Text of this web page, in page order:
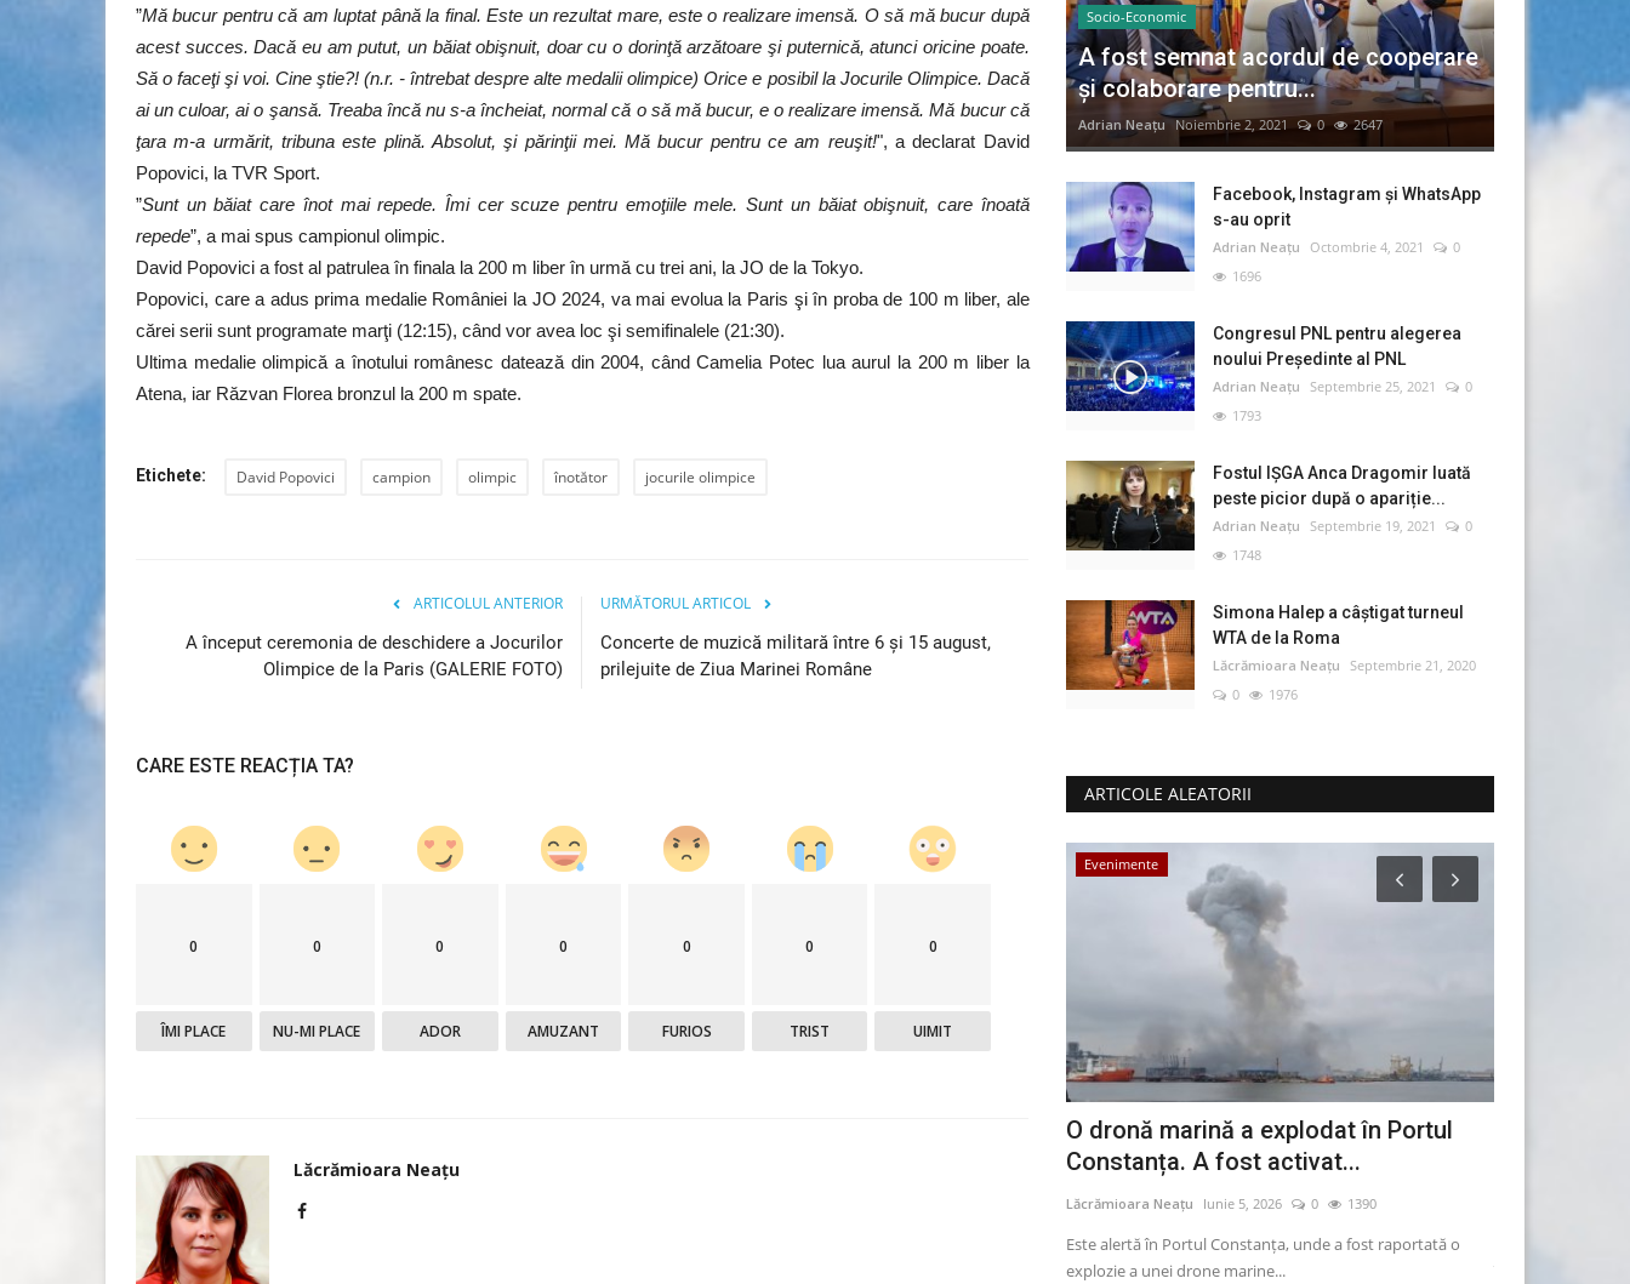
”Mă bucur pentru că am luptat până la final. Este un rezultat mare, este o realizare imensă. O să mă bucur după
acest succes. Dacă eu am putut, un băiat obişnuit, doar cu o dorinţă arzătoare şi puternică, atunci oricine poate.
Să o faceţi şi voi. Cine ştie?! (n.r. - întrebat despre alte medalii olimpice) Orice e posibil la Jocurile Olimpice. Dacă
ai un culoar, ai o şansă. Treaba încă nu s-a încheiat, normal că o să mă bucur, e o realizare imensă. Mă bucur că
ţara m-a urmărit, tribuna este plină. Absolut, şi părinţii mei. Mă bucur pentru ce am reuşit!", a declarat David
Popovici, la TVR Sport.
”Sunt un băiat care înot mai repede. Îmi cer scuze pentru emoţiile mele. Sunt un băiat obişnuit, care înoată
repede”, a mai spus campionul olimpic.
David Popovici a fost al patrulea în finala la 200 m liber în urmă cu trei ani, la JO de la Tokyo.
Popovici, care a adus prima medalie României la JO 2024, va mai evolua la Paris şi în proba de 100 m liber, ale
cărei serii sunt programate marţi (12:15), când vor avea loc şi semifinalele (21:30).
Ultima medalie olimpică a înotului românesc datează din 2004, când Camelia Potec lua aurul la 200 m liber la
Atena, iar Răzvan Florea bronzul la 200 m spate.
Etichete: David Popovici campion olimpic înotător jocurile olimpice
ARTICOLUL ANTERIOR
A început ceremonia de deschidere a Jocurilor
Olimpice de la Paris (GALERIE FOTO)
URMĂTORUL ARTICOL
Concerte de muzică militară între 6 şi 15 august,
prilejuite de Ziua Marinei Române
CARE ESTE REACȚIA TA?
0
ÎMI PLACE
0
NU-MI PLACE
0
ADOR
0
AMUZANT
0
FURIOS
0
TRIST
0
UIMIT
Lăcrămioara Neațu
Socio-Economic
A fost semnat acordul de cooperare
și colaborare pentru...
Adrian Neațu Noiembrie 2, 2021 0 2647
Facebook, Instagram și WhatsApp
s-au oprit
Adrian Neațu Octombrie 4, 2021
0
1696
Congresul PNL pentru alegerea
noului Preşedinte al PNL
Adrian Neațu Septembrie 25, 2021
0
1793
Fostul IȘGA Anca Dragomir luată
peste picior după o apariție...
Adrian Neațu Septembrie 19, 2021
0
1748
Simona Halep a câştigat turneul
WTA de la Roma
Lăcrămioara Neațu Septembrie 21, 2020
0
1976
ARTICOLE ALEATORII
de Aur, Oscarul...
Lăcrămioara Neațu
Municipiul Iasi a intrat în galeria marilor destinaţii turistice
ale lumii, odată...
Justiție Evenimente
O dronă marină a explodat în Portul
Constanța. A fost activat...
Lăcrămioara Neațu Iunie 5, 2026 0 1390
Este alertă în Portul Constanța, unde a fost raportată o
explozie a unei drone marine...
întreba de zona